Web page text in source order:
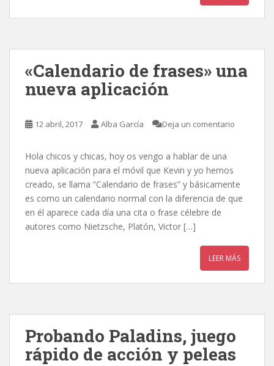
«Calendario de frases» una
nueva aplicación
12 abril, 2017 Alba García Deja un comentario
Hola chicos y chicas, hoy os vengo a hablar de una
nueva aplicación para el móvil que Kevin y yo hemos
creado, se llama “Calendario de frases” y básicamente
es como un calendario normal con la diferencia de que
en él aparece cada día una cita o frase célebre de
autores como Nietzsche, Platón, Victor […]
LEER MÁS
Probando Paladins, juego
rápido de acción y peleas